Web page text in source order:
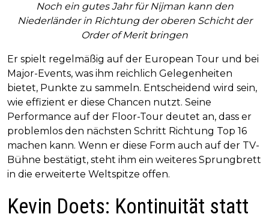
Noch ein gutes Jahr für Nijman kann den
Niederländer in Richtung der oberen Schicht der
Order of Merit bringen
Er spielt regelmäßig auf der European Tour und bei
Major-Events, was ihm reichlich Gelegenheiten
bietet, Punkte zu sammeln. Entscheidend wird sein,
wie effizient er diese Chancen nutzt. Seine
Performance auf der Floor-Tour deutet an, dass er
problemlos den nächsten Schritt Richtung Top 16
machen kann. Wenn er diese Form auch auf der TV-
Bühne bestätigt, steht ihm ein weiteres Sprungbrett
in die erweiterte Weltspitze offen.
Kevin Doets: Kontinuität statt